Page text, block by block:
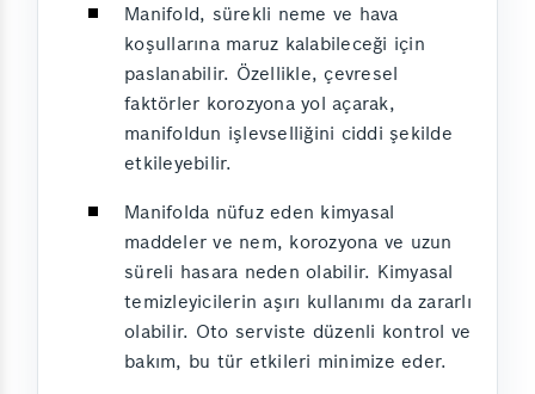
Manifold, sürekli neme ve hava
koşullarına maruz kalabileceği için
paslanabilir. Özellikle, çevresel
faktörler korozyona yol açarak,
manifoldun işlevselliğini ciddi şekilde
etkileyebilir.
Manifolda nüfuz eden kimyasal
maddeler ve nem, korozyona ve uzun
süreli hasara neden olabilir. Kimyasal
temizleyicilerin aşırı kullanımı da zararlı
olabilir. Oto serviste düzenli kontrol ve
bakım, bu tür etkileri minimize eder.